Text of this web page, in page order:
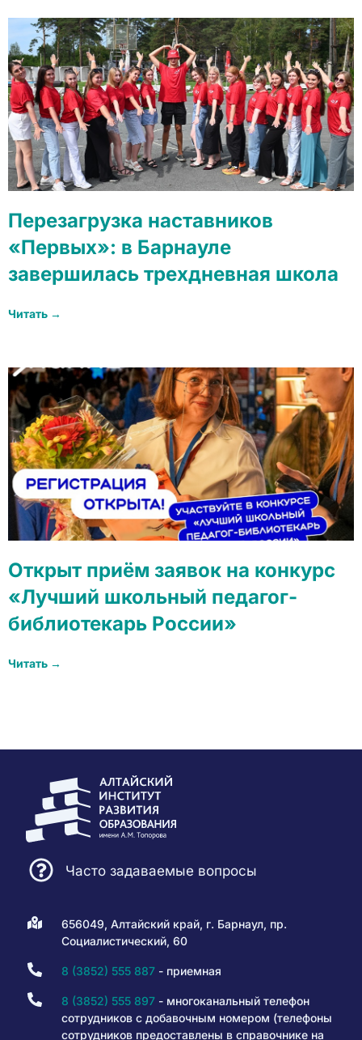
Перезагрузка наставников
«Первых»: в Барнауле
завершилась трехдневная школа
Читать →
Открыт приём заявок на конкурс
«Лучший школьный педагог-
библиотекарь России»
Читать →
Часто задаваемые вопросы
656049, Алтайский край, г. Барнаул, пр.
Социалистический, 60
8 (3852) 555 887- приемная
8 (3852) 555 897- многоканальный телефон
сотрудников с добавочным номером (телефоны
сотрудников предоставлены в справочнике на